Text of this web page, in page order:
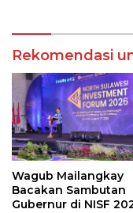
Rekomendasi
Wagub Mailangkay
Bacakan Sambutan
Gubernur di NISF